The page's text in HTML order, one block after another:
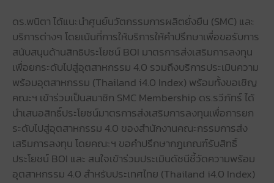
ดร.พนิตา ได้แนะนำศูนย์นวัตกรรมการผลิตยั่งยืน (SMC) และ
บริการต่างๆ โดยเน้นที่การให้บริการให้คำปรึกษาเพื่อขอรับการ
สนับสนุนด้านสิทธิประโยชน์ BOI มาตรการส่งเสริมการลงทุน
เพื่อยกระดับไปสู่อุตสาหกรรม 4.0 รวมถึงบริการประเมินความ
พร้อมอุตสาหกรรม (Thailand i4.0 Index) พร้อมทั้งขอเชิญ
คณะฯ เข้าร่วมเป็นสมาชิก SMC Membership ดร.รวีภัทร์ ได้
นำเสนอสิทธิ์ประโยชน์มาตรการส่งเสริมการลงทุนเพื่อการยก
ระดับไปสู่อุตสาหกรรม 4.0 ของสำนักงานคณะกรรมการส่ง
เสริมการลงทุน โดยคณะฯ ขอคำปรึกษากฎเกณฑ์รับสิทธิ์
ประโยชน์ BOI และ สนใจเข้าร่วมประเมินดัชนีชี้วัดความพร้อม
อุตสาหกรรม 4.0 สำหรับประเทศไทย (Thailand i4.0 Index)